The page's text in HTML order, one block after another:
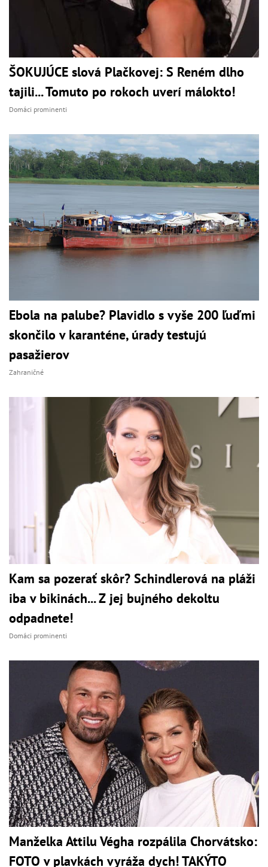
ŠOKUJÚCE slová Plačkovej: S Reném dlho
tajili... Tomuto po rokoch uverí málokto!
Domáci prominenti
Ebola na palube? Plavidlo s vyše 200 ľuďmi
skončilo v karanténe, úrady testujú
pasažierov
Zahraničné
Kam sa pozerať skôr? Schindlerová na pláži
iba v bikinách... Z jej bujného dekoltu
odpadnete!
Domáci prominenti
Manželka Attilu Végha rozpálila Chorvátsko:
FOTO v plavkách vyráža dych! TAKÝTO